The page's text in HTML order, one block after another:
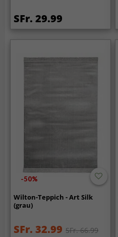
SFr. 29.99
-50%
Wilton-Teppich - Art Silk
(grau)
SFr. 32.99 SFr. 66.99